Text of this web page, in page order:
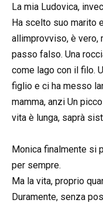
La mia Ludovica,
Ha scelto suo marito
allimprovviso, è vero,
passo falso. Una
come lago con il filo.
figlio e ci ha messo
mamma, anzi Un
vita è lunga, saprà
Monica finalmente si
per sempre.
Ma la vita, proprio
Duramente, senza